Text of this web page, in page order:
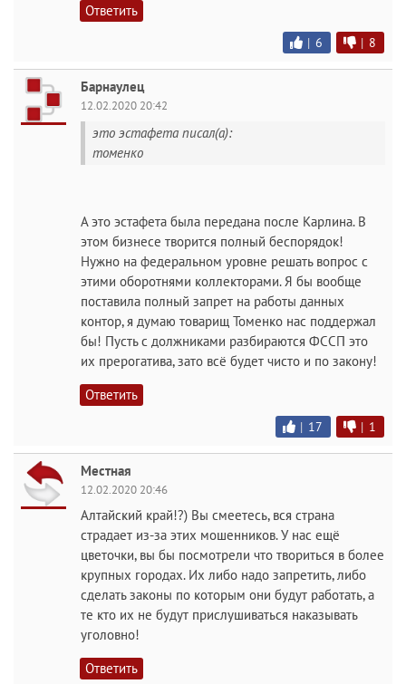
Ответить
| 6 | 8
Барнаулец
12.02.2020 20:42
это эстафета писал(а):
томенко
А это эстафета была передана после Карлина. В
этом бизнесе творится полный беспорядок!
Нужно на федеральном уровне решать вопрос с
этими оборотнями коллекторами. Я бы вообще
поставила полный запрет на работы данных
контор, я думаю товарищ Томенко нас поддержал
бы! Пусть с должниками разбираются ФССП это
их прерогатива, зато всё будет чисто и по закону!
Ответить
| 17 | 1
Местная
12.02.2020 20:46
Алтайский край!?) Вы смеетесь, вся страна
страдает из-за этих мошенников. У нас ещё
цветочки, вы бы посмотрели что твориться в более
крупных городах. Их либо надо запретить, либо
сделать законы по которым они будут работать, а
те кто их не будут прислушиваться наказывать
уголовно!
Ответить